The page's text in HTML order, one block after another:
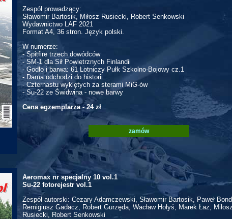
Zespół prowadzący:
Sławomir Bartosik, Miłosz Rusiecki, Robert Senkowski
Wydawnictwo LAF 2021
Format A4, 36 stron. Język polski.
W numerze:
- Spitfire trzech dowódców
- SM-1 dla Sił Powietrznych Finlandii
- Godło i barwa: 61 Lotniczy Pułk Szkolno-Bojowy cz.1
- Dama odchodzi do historii
- Czternastu wyklętych za sterami MiG-ów
- Su-22 ze Świdwina - nowe barwy
Cena egzemplarza - 24 zł
zamów
Aeromax nr specjalny 10 vol.1
Su-22 fotorejestr vol.1
Zespół autorski: Cezary Adamczewski, Sławomir Bartosik, Paweł
Remigiusz Gadacz, Robert Gurzęda, Wacław Hołyś, Marek Łaz, Miłosz
Rusiecki, Robert Senkowski